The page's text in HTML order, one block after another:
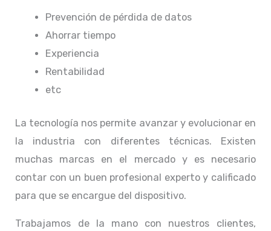
Prevención de pérdida de datos
Ahorrar tiempo
Experiencia
Rentabilidad
etc
La tecnología nos permite avanzar y evolucionar en
la industria con diferentes técnicas. Existen
muchas marcas en el mercado y es necesario
contar con un buen profesional experto y calificado
para que se encargue del dispositivo.
Trabajamos de la mano con nuestros clientes,